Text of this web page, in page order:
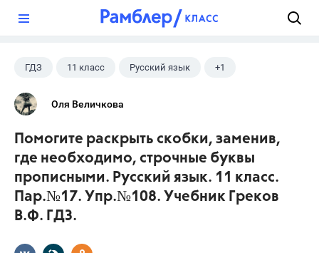
ГДЗ 11 класс Русский язык +1
Греков В.Ф.
Оля Величкова
Помогите раскрыть скобки, заменив,
где необходимо, строчные буквы
прописными. Русский язык. 11 класс.
Пар.№17. Упр.№108. Учебник Греков
В.Ф. ГДЗ.